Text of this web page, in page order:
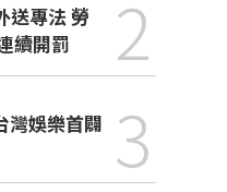
送專法 勞
續開罰
2
3